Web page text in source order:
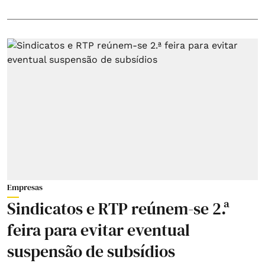
Empresas
Sindicatos e RTP reúnem-se 2.ª
feira para evitar eventual
suspensão de subsídios